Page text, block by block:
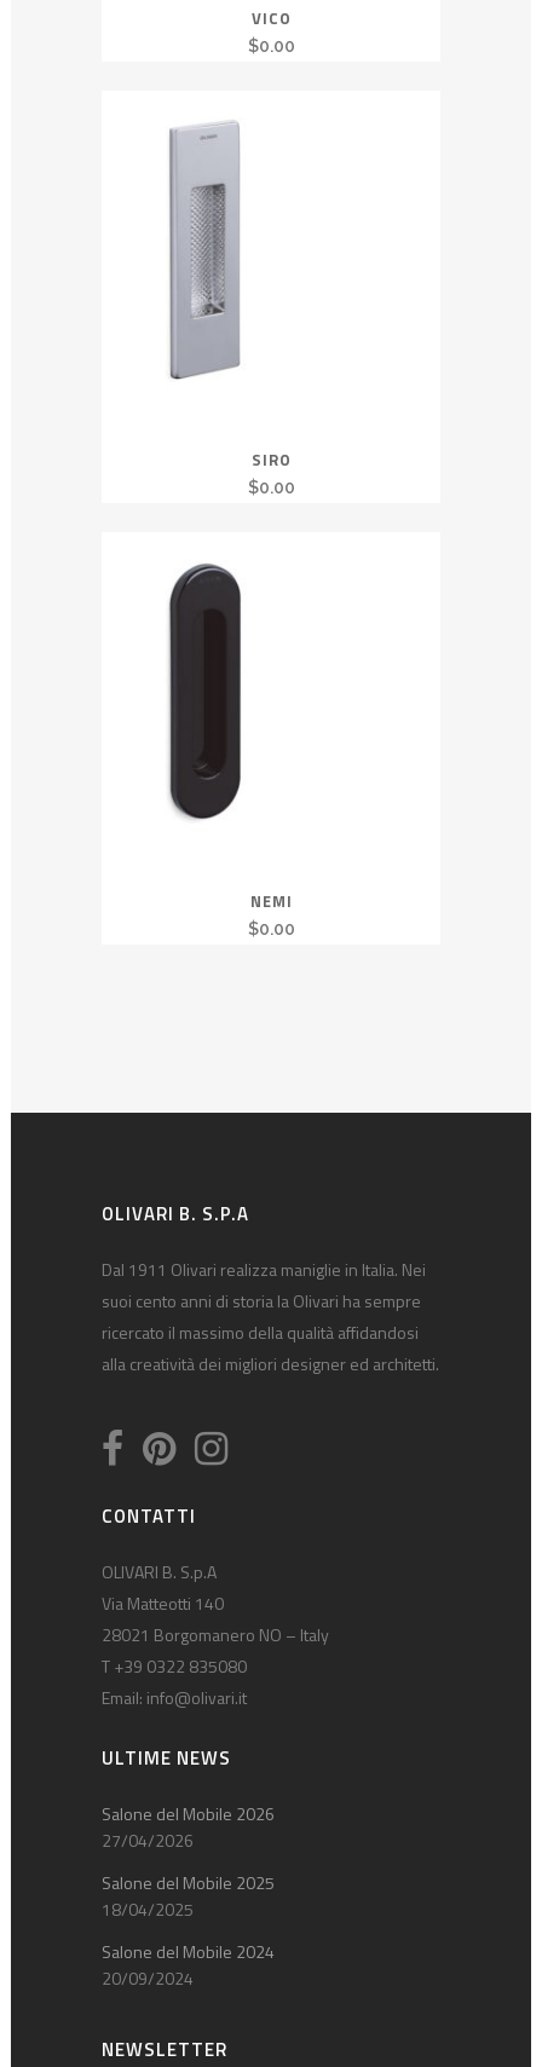
VICO
$0.00
SIRO
$0.00
NEMI
$0.00
OLIVARI B. S.P.A
Dal 1911 Olivari realizza maniglie in Italia. Nei
suoi cento anni di storia la Olivari ha sempre
ricercato il massimo della qualità affidandosi
alla creatività dei migliori designer ed architetti.
CONTATTI
OLIVARI B. S.p.A
Via Matteotti 140
28021 Borgomanero NO – Italy
T +39 0322 835080
Email: info@olivari.it
ULTIME NEWS
Salone del Mobile 2026
27/04/2026
Salone del Mobile 2025
18/04/2025
Salone del Mobile 2024
20/09/2024
NEWSLETTER